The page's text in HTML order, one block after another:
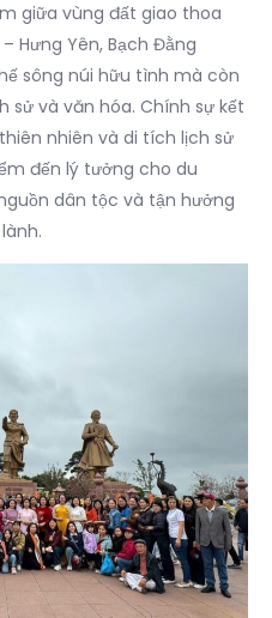
giữa vùng đất giao thoa
Hưng Yên, Bạch Đằng
sông núi hữu tình mà còn
sử và văn hóa. Chính sự kết
nhiên và di tích lịch sử
đến lý tưởng cho du
dân tộc và tận hưởng